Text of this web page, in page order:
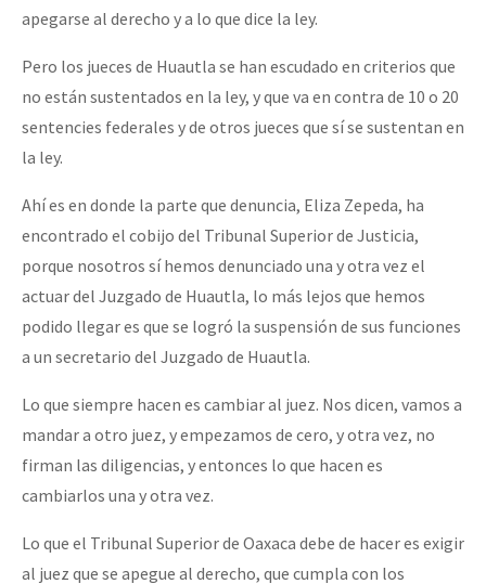
apegarse al derecho y a lo que dice la ley.
Pero los jueces de Huautla se han escudado en criterios que
no están sustentados en la ley, y que va en contra de 10 o 20
sentencies federales y de otros jueces que sí se sustentan en
la ley.
Ahí es en donde la parte que denuncia, Eliza Zepeda, ha
encontrado el cobijo del Tribunal Superior de Justicia,
porque nosotros sí hemos denunciado una y otra vez el
actuar del Juzgado de Huautla, lo más lejos que hemos
podido llegar es que se logró la suspensión de sus funciones
a un secretario del Juzgado de Huautla.
Lo que siempre hacen es cambiar al juez. Nos dicen, vamos a
mandar a otro juez, y empezamos de cero, y otra vez, no
firman las diligencias, y entonces lo que hacen es
cambiarlos una y otra vez.
Lo que el Tribunal Superior de Oaxaca debe de hacer es exigir
al juez que se apegue al derecho, que cumpla con los